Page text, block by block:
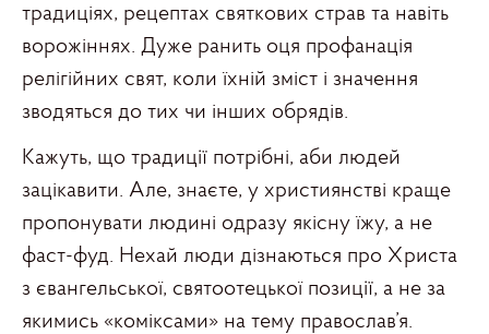
традиціях, рецептах святкових страв та навіть
ворожіннях. Дуже ранить оця профанація
релігійних свят, коли їхній зміст і значення
зводяться до тих чи інших обрядів.
Кажуть, що традиції потрібні, аби людей
зацікавити. Але, знаєте, у християнстві краще
пропонувати людині одразу якісну їжу, а не
фаст-фуд. Нехай люди дізнаються про Христа
з євангельської, святоотецької позиції, а не за
якимись «коміксами» на тему православ’я.